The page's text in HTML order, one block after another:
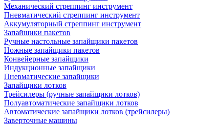
Механический стреппинг инструмент
Пневматический стреппинг инструмент
Аккумуляторный стреппинг инструмент
Запайщики пакетов
Ручные настольные запайщики пакетов
Ножные запайщики пакетов
Конвейерные запайщики
Индукционные запайщики
Пневматические запайщики
Запайщики лотков
Трейсилеры (ручные запайщики лотков)
Полуавтоматические запайщики лотков
Автоматические запайщики лотков (трейсилеры)
Заверточные машины